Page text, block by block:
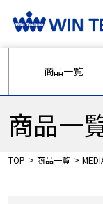
商品一覧
商品一
TOP 商品一覧